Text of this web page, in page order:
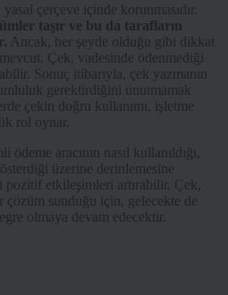
çerçeve içinde korunmasıdır.
taşır ve bu da tarafların
Ancak, her şeyde olduğu gibi dikkat
Çek, vadesinde ödenmediği
Sonuç itibarıyla, çek yazmanın
gerektirdiğini unutmamak
çekin doğru kullanımı, işletme
rol oynar.
aracının nasıl kullanıldığı,
üzerine derinlemesine
pozitif etkileşimleri artırabilir. Çek,
çözüm sunduğu için, gelecekte de
olmaya devam edecektir.